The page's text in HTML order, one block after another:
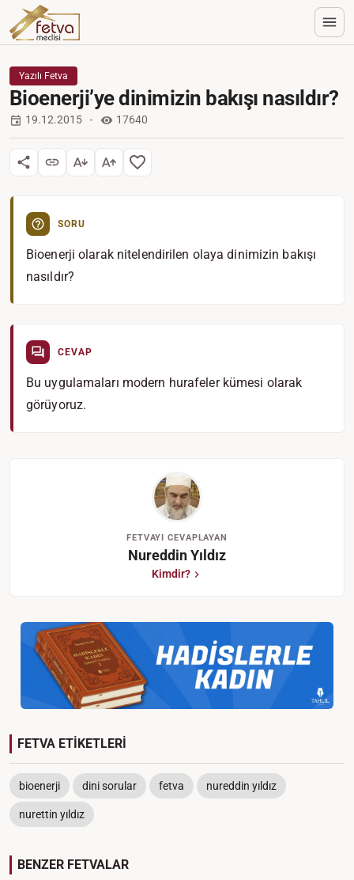
Yazılı Fetva
Bioenerji’ye dinimizin bakışı nasıldır?
19.12.2015 17640
SORU
Bioenerji olarak nitelendirilen olaya dinimizin bakışı
nasıldır?
CEVAP
Bu uygulamaları modern hurafeler kümesi olarak
görüyoruz.
FETVAYI CEVAPLAYAN
Nureddin Yıldız
Kimdir?
FETVA ETİKETLERİ
bioenerji dini sorular fetva nureddin yıldız
nurettin yıldız
BENZER FETVALAR